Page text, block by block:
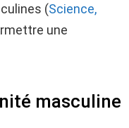
(Science,
une
masculine